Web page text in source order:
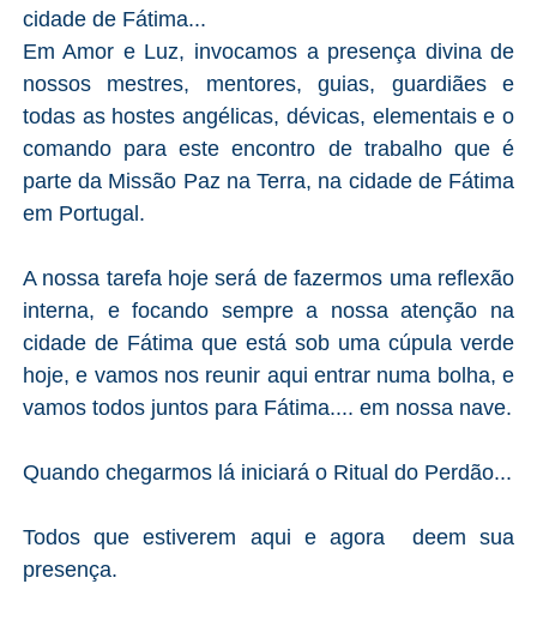
cidade de Fátima...
Em Amor e Luz, invocamos a presença divina de
nossos mestres, mentores, guias, guardiães e
todas as hostes angélicas, dévicas, elementais e o
comando para este encontro de trabalho que é
parte da Missão Paz na Terra, na cidade de Fátima
em Portugal.
A nossa tarefa hoje será de fazermos uma reflexão
interna, e focando sempre a nossa atenção na
cidade de Fátima que está sob uma cúpula verde
hoje, e vamos nos reunir aqui entrar numa bolha, e
vamos todos juntos para Fátima.... em nossa nave.
Quando chegarmos lá iniciará o Ritual do Perdão...
Todos que estiverem aqui e agora deem sua
presença.